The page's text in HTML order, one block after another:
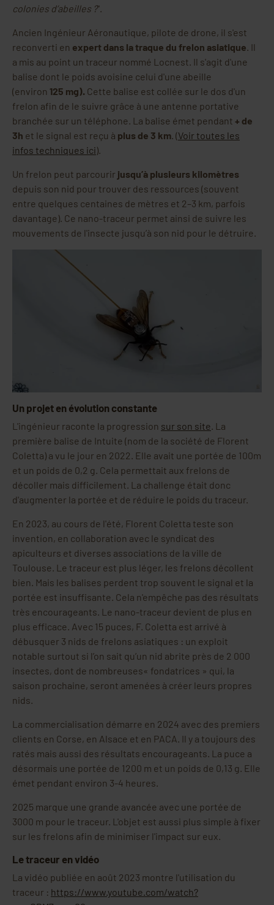
colonies d’abeilles ?".
Ancien Ingénieur Aéronautique, pilote de drone, il s'est
reconverti en expert dans la traque du frelon asiatique . Il
a mis au point un traceur nommé Locnest. Il s'agit d'une
balise dont le poids avoisine celui d'une abeille
(environ 125 mg). Cette balise est collée sur le dos d'un
frelon afin de le suivre grâce à une antenne portative
branchée sur un téléphone. La balise émet pendant + de
3h et le signal est reçu à plus de 3 km . (Voir toutes les
infos techniques ici).
Un frelon peut parcourir jusqu’à plusieurs kilomètres
depuis son nid pour trouver des ressources (souvent
entre quelques centaines de mètres et 2–3 km, parfois
davantage). Ce nano-traceur permet ainsi de suivre les
mouvements de l'insecte jusqu’à son nid pour le détruire.
Un projet en évolution constante
L'ingénieur raconte la progression sur son site. La
première balise de Intuite (nom de la société de Florent
Coletta) a vu le jour en 2022. Elle avait une portée de 100m
et un poids de 0,2 g. Cela permettait aux frelons de
décoller mais difficilement. La challenge était donc
d'augmenter la portée et de réduire le poids du traceur.
En 2023, au cours de l'été, Florent Coletta teste son
invention, en collaboration avec le syndicat des
apiculteurs et diverses associations de la ville de
Toulouse. Le traceur est plus léger, les frelons décollent
bien. Mais les balises perdent trop souvent le signal et la
portée est insuffisante. Cela n'empêche pas des résultats
très encourageants. Le nano-traceur devient de plus en
plus efficace. Avec 15 puces, F. Coletta est arrivé à
débusquer 3 nids de frelons asiatiques : un exploit
notable surtout si l’on sait qu’un nid abrite près de 2 000
insectes, dont de nombreuses« fondatrices » qui, la
saison prochaine, seront amenées à créer leurs propres
nids.
La commercialisation démarre en 2024 avec des premiers
clients en Corse, en Alsace et en PACA. Il y a toujours des
ratés mais aussi des résultats encourageants. La puce a
désormais une portée de 1200 m et un poids de 0,13 g. Elle
émet pendant environ 3-4 heures.
2025 marque une grande avancée avec une portée de
3000 m pour le traceur. L'objet est aussi plus simple à fixer
sur les frelons afin de minimiser l'impact sur eux.
Le traceur en vidéo
La vidéo publiée en août 2023 montre l'utilisation du
traceur : https://www.youtube.com/watch?